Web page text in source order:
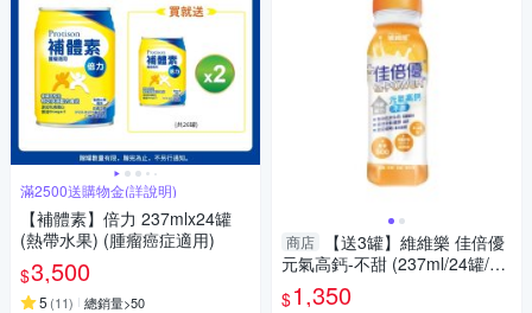
滿2500送購物金(詳說明)
【補體素】倍力 237mlx24罐
(熱帶水果) (腫瘤癌症適用)
$3,500
5 (11) 總銷量>50
商店
【送3罐】維維樂 佳倍優
元氣高鈣-不甜 (237ml/24罐/箱)
【杏一】
$1,350